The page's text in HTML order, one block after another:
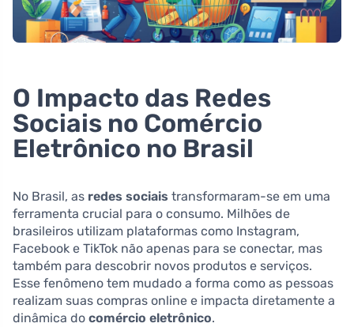
O Impacto das Redes
Sociais no Comércio
Eletrônico no Brasil
No Brasil, as redes sociais transformaram-se em uma
ferramenta crucial para o consumo. Milhões de
brasileiros utilizam plataformas como Instagram,
Facebook e TikTok não apenas para se conectar, mas
também para descobrir novos produtos e serviços.
Esse fenômeno tem mudado a forma como as pessoas
realizam suas compras online e impacta diretamente a
dinâmica do comércio eletrônico.